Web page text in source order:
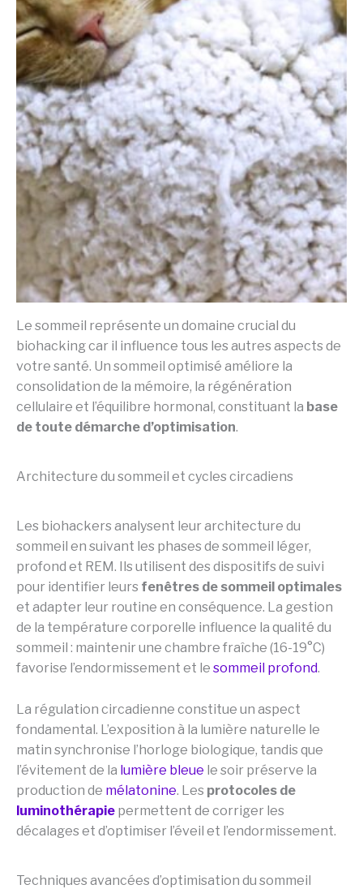
Le sommeil représente un domaine crucial du
biohacking car il influence tous les autres aspects de
votre santé. Un sommeil optimisé améliore la
consolidation de la mémoire, la régénération
cellulaire et l’équilibre hormonal, constituant la base
de toute démarche d’optimisation.
Architecture du sommeil et cycles circadiens
Les biohackers analysent leur architecture du
sommeil en suivant les phases de sommeil léger,
profond et REM. Ils utilisent des dispositifs de suivi
pour identifier leurs fenêtres de sommeil optimales
et adapter leur routine en conséquence. La gestion
de la température corporelle influence la qualité du
sommeil : maintenir une chambre fraîche (16-19°C)
favorise l’endormissement et le sommeil profond.
La régulation circadienne constitue un aspect
fondamental. L’exposition à la lumière naturelle le
matin synchronise l’horloge biologique, tandis que
l’évitement de la lumière bleue le soir préserve la
production de mélatonine. Les protocoles de
luminothérapie permettent de corriger les
décalages et d’optimiser l’éveil et l’endormissement.
Techniques avancées d’optimisation du sommeil